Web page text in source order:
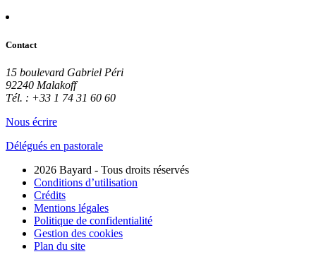
Contact
15 boulevard Gabriel Péri
92240 Malakoff
Tél. : +33 1 74 31 60 60
Nous écrire
Délégués en pastorale
2026 Bayard - Tous droits réservés
Conditions d’utilisation
Crédits
Mentions légales
Politique de confidentialité
Gestion des cookies
Plan du site